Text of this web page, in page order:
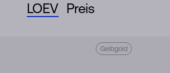
LOEV
Gelbgold
Preis